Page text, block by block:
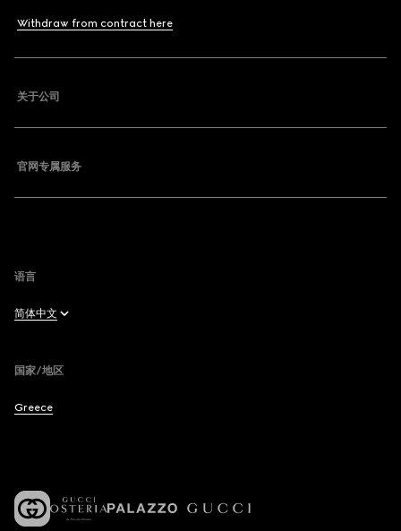
Withdraw from contract here
关于公司
官网专属服务
语言
简体中文
Français
Español
国家/地区
Greece